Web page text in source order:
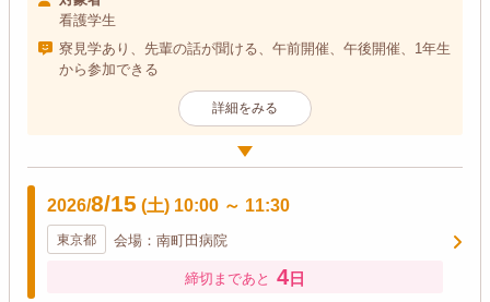
看護学生
寮見学あり、先輩の話が聞ける、午前開催、午後開催、1年生
から参加できる
詳細をみる
2026/8/15 (土) 10:00 ～ 11:30
東京都 会場：南町田病院
締切まであと 4日